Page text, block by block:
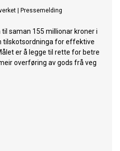
Pressemelding
saman 155 millionar kroner i
tilskotsordninga for effektive
er å legge til rette for betre
overføring av gods frå veg